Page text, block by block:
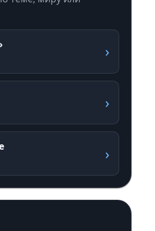
›
›
›